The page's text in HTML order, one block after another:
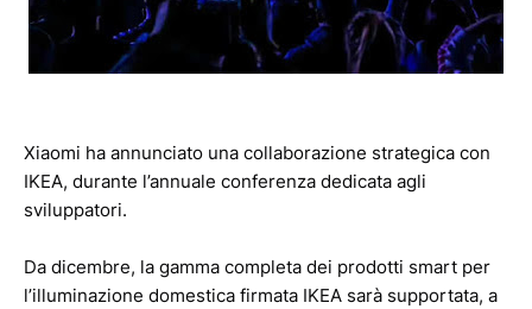
Xiaomi ha annunciato una collaborazione strategica con
IKEA, durante l’annuale conferenza dedicata agli
sviluppatori.
Da dicembre, la gamma completa dei prodotti smart per
l’illuminazione domestica firmata IKEA sarà supportata, a